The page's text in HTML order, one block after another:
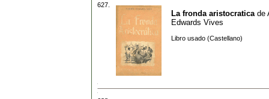
627.
La fronda aristocratica de
Edwards Vives
Libro usado (Castellano)